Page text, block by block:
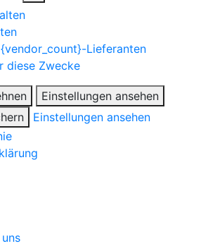
Lieferanten
diese Zwecke
Einstellungen ansehen
Einstellungen ansehen